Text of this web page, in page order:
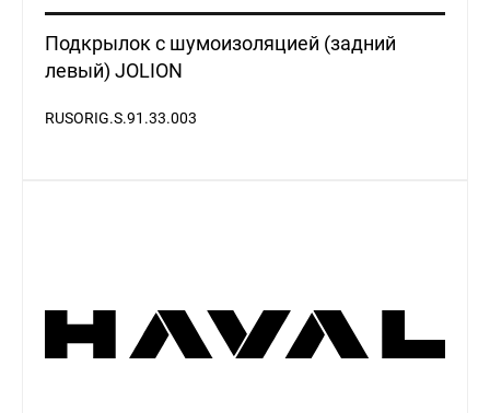
Подкрылок с шумоизоляцией (задний
левый) JOLION
RUSORIG.S.91.33.003